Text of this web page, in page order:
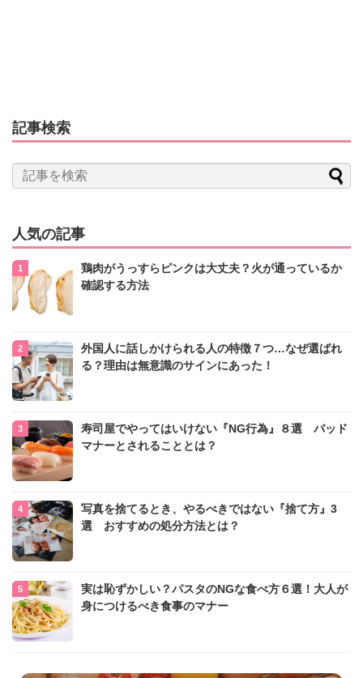
記事検索
人気の記事
鶏肉がうっすらピンクは大丈夫？火が通っているか
確認する方法
外国人に話しかけられる人の特徴７つ…なぜ選ばれ
る？理由は無意識のサインにあった！
寿司屋でやってはいけない『NG行為』８選 バッド
マナーとされることとは？
写真を捨てるとき、やるべきではない『捨て方』3
選 おすすめの処分方法とは？
実は恥ずかしい？パスタのNGな食べ方６選！大人が
身につけるべき食事のマナー